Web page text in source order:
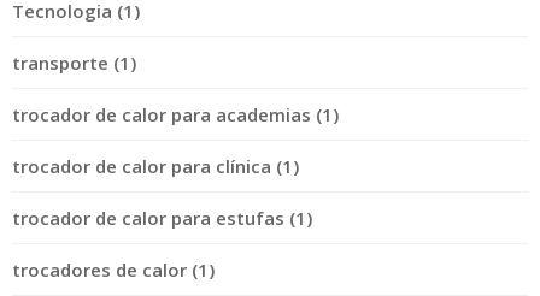
Tecnologia (1)
transporte (1)
trocador de calor para academias (1)
trocador de calor para clínica (1)
trocador de calor para estufas (1)
trocadores de calor (1)